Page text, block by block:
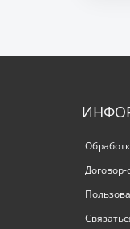
Договор-